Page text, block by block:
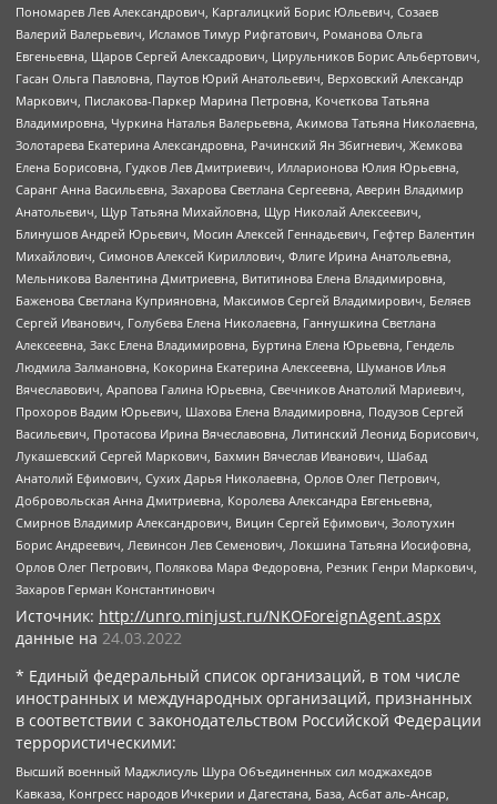
Пономарев Лев Александрович, Каргалицкий Борис Юльевич, Созаев
Валерий Валерьевич, Исламов Тимур Рифгатович, Романова Ольга
Евгеньевна, Щаров Сергей Алексадрович, Цирульников Борис Альбертович,
Гасан Ольга Павловна, Паутов Юрий Анатольевич, Верховский Александр
Маркович, Пислакова-Паркер Марина Петровна, Кочеткова Татьяна
Владимировна, Чуркина Наталья Валерьевна, Акимова Татьяна Николаевна,
Золотарева Екатерина Александровна, Рачинский Ян Збигневич, Жемкова
Елена Борисовна, Гудков Лев Дмитриевич, Илларионова Юлия Юрьевна,
Саранг Анна Васильевна, Захарова Светлана Сергеевна, Аверин Владимир
Анатольевич, Щур Татьяна Михайловна, Щур Николай Алексеевич,
Блинушов Андрей Юрьевич, Мосин Алексей Геннадьевич, Гефтер Валентин
Михайлович, Симонов Алексей Кириллович, Флиге Ирина Анатольевна,
Мельникова Валентина Дмитриевна, Вититинова Елена Владимировна,
Баженова Светлана Куприяновна, Максимов Сергей Владимирович, Беляев
Сергей Иванович, Голубева Елена Николаевна, Ганнушкина Светлана
Алексеевна, Закс Елена Владимировна, Буртина Елена Юрьевна, Гендель
Людмила Залмановна, Кокорина Екатерина Алексеевна, Шуманов Илья
Вячеславович, Арапова Галина Юрьевна, Свечников Анатолий Мариевич,
Прохоров Вадим Юрьевич, Шахова Елена Владимировна, Подузов Сергей
Васильевич, Протасова Ирина Вячеславовна, Литинский Леонид Борисович,
Лукашевский Сергей Маркович, Бахмин Вячеслав Иванович, Шабад
Анатолий Ефимович, Сухих Дарья Николаевна, Орлов Олег Петрович,
Добровольская Анна Дмитриевна, Королева Александра Евгеньевна,
Смирнов Владимир Александрович, Вицин Сергей Ефимович, Золотухин
Борис Андреевич, Левинсон Лев Семенович, Локшина Татьяна Иосифовна,
Орлов Олег Петрович, Полякова Мара Федоровна, Резник Генри Маркович,
Захаров Герман Константинович
Источник: http://unro.minjust.ru/NKOForeignAgent.aspx
данные на 24.03.2022
* Единый федеральный список организаций, в том числе
иностранных и международных организаций, признанных
в соответствии с законодательством Российской Федерации
террористическими:
Высший военный Маджлисуль Шура Объединенных сил моджахедов
Кавказа, Конгресс народов Ичкерии и Дагестана, База, Асбат аль-Ансар,